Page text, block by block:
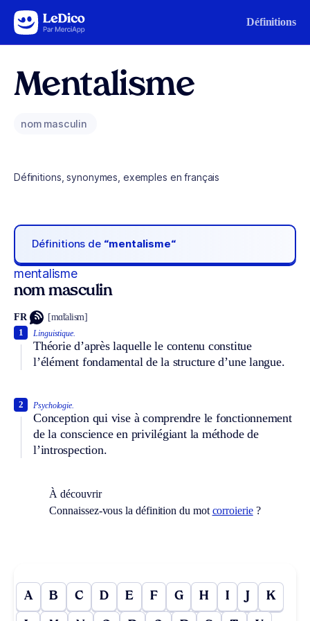
Aller au contenu Définitions
Mentalisme
nom masculin
Définitions, synonymes, exemples en français
Définitions de “mentalisme“
mentalisme
nom masculin
FR [mɑ̃talism]
Linguistique.
Théorie d’après laquelle le contenu constitue
l’élément fondamental de la structure d’une langue.
1
Psychologie.
Conception qui vise à comprendre le fonctionnement
de la conscience en privilégiant la méthode de
l’introspection.
2
À découvrir
Connaissez-vous la définition du mot corroierie?
A B C D E F G H I J K